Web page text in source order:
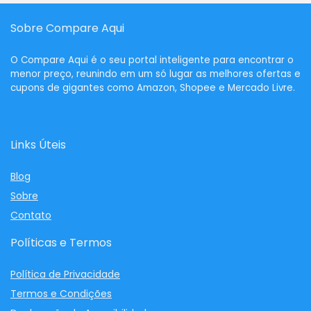
Sobre Compare Aqui
O Compare Aqui é o seu portal inteligente para encontrar o
menor preço, reunindo em um só lugar as melhores ofertas e
cupons de gigantes como Amazon, Shopee e Mercado Livre.
Links Úteis
Blog
Sobre
Contato
Políticas e Termos
Política de Privacidade
Termos e Condições